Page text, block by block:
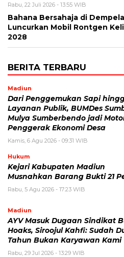
Rabu, 22 Juli 2026 - 13:55 WIB
Bahana Bersahaja di
Luncurkan Mobil Rontgen
2028
BERITA TERBARU
Madiun
Dari Penggemukan Sapi
Layanan Publik, BUMDes
Mulya Sumberbendo jadi
Penggerak Ekonomi Desa
Kamis, 6 Agu 2026 - 09:31 WIB
Hukum
Kejari Kabupaten Madiun
Musnahkan Barang Bukti 21
Rabu, 5 Agu 2026 - 17:23 WIB
Madiun
AYV Masuk Dugaan Sindikat
Hoaks, Siroojul Kahfi: Sudah
Tahun Bukan Karyawan Kami
Rabu, 29 Jul 2026 - 13:29 WIB